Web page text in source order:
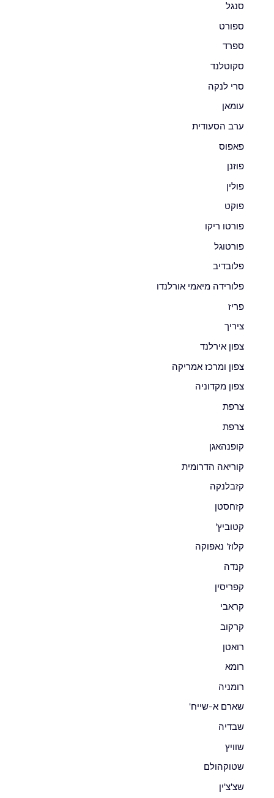
סנגל
ספורט
ספרד
סקוטלנד
סרי לנקה
עומאן
ערב הסעודית
פאפוס
פוזנן
פולין
פוקט
פורטו ריקו
פורטוגל
פלובדיב
פלורידה מיאמי אורלנדו
פריז
ציריך
צפון אירלנד
צפון ומרכז אמריקה
צפון מקדוניה
צרפת
צרפת
קופנהאגן
קוריאה הדרומית
קזבלנקה
קזחסטן
קטוביץ'
קלוז' נאפוקה
קנדה
קפריסין
קראבי
קרקוב
רואטן
רומא
רומניה
שארם א-שייח'
שבדיה
שוויץ
שטוקהולם
שצ'צ'ין